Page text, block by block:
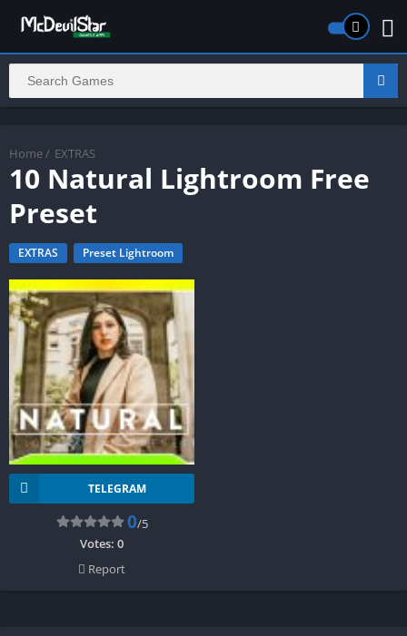
Home / EXTRAS
10 Natural Lightroom Free
Preset
EXTRAS Preset Lightroom
TELEGRAM
0/5
Votes: 0
Report